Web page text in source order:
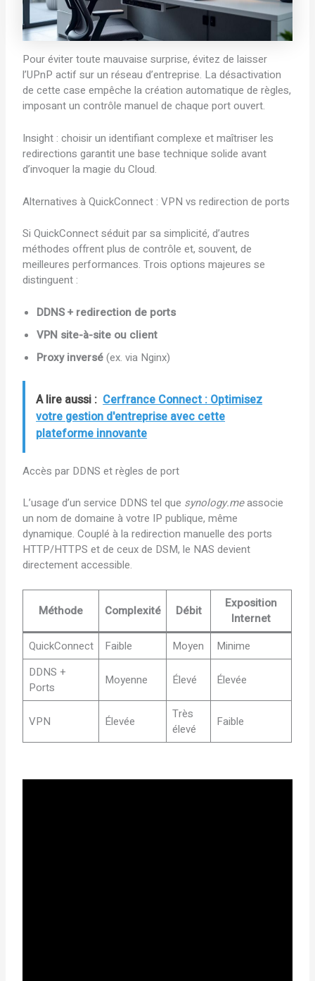
Pour éviter toute mauvaise surprise, évitez de laisser
l’UPnP actif sur un réseau d’entreprise. La désactivation
de cette case empêche la création automatique de règles,
imposant un contrôle manuel de chaque port ouvert.
Insight : choisir un identifiant complexe et maîtriser les
redirections garantit une base technique solide avant
d’invoquer la magie du Cloud.
Alternatives à QuickConnect : VPN vs redirection de ports
Si QuickConnect séduit par sa simplicité, d’autres
méthodes offrent plus de contrôle et, souvent, de
meilleures performances. Trois options majeures se
distinguent :
DDNS + redirection de ports
VPN site-à-site ou client
Proxy inversé(ex. via Nginx)
A lire aussi : Cerfrance Connect : Optimisez
votre gestion d'entreprise avec cette
plateforme innovante
Accès par DDNS et règles de port
L’usage d’un service DDNS tel que synology.meassocie
un nom de domaine à votre IP publique, même
dynamique. Couplé à la redirection manuelle des ports
HTTP/HTTPS et de ceux de DSM, le NAS devient
directement accessible.
Méthode Complexité Débit
Exposition
Internet
QuickConnect
Faible Moyen
Minime
DDNS +
Ports
Moyenne Élevé Élevée
VPN Élevée
Très
élevé
Faible